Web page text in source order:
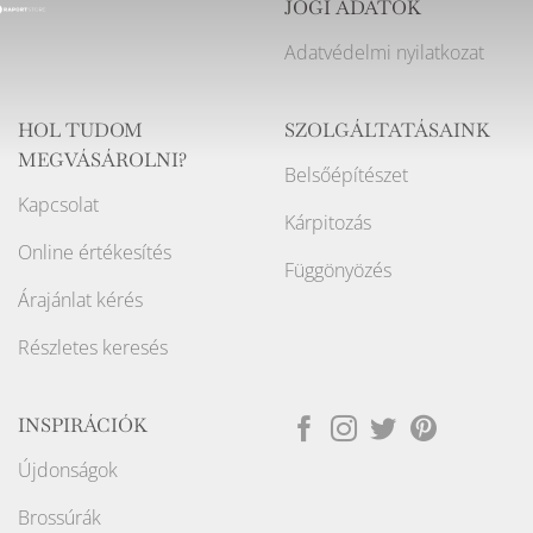
JOGI ADATOK
Adatvédelmi nyilatkozat
HOL TUDOM
MEGVÁSÁROLNI?
Kapcsolat
Online értékesítés
Árajánlat kérés
Részletes keresés
SZOLGÁLTATÁSAINK
Belsőépítészet
Kárpitozás
Függönyözés
INSPIRÁCIÓK
Újdonságok
Brossúrák